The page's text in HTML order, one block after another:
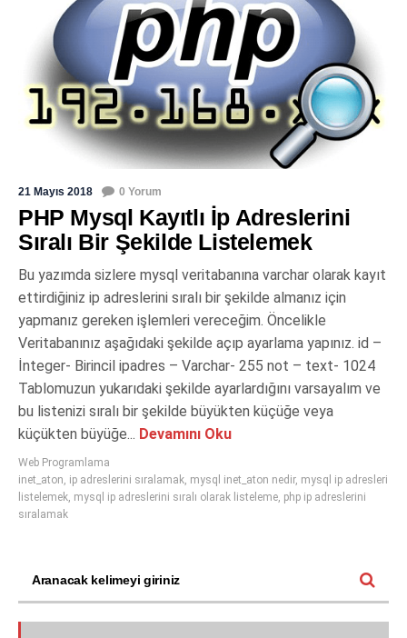
21 Mayıs 2018 0 Yorum
PHP Mysql Kayıtlı İp Adreslerini
Sıralı Bir Şekilde Listelemek
Bu yazımda sizlere mysql veritabanına varchar olarak kayıt
ettirdiğiniz ip adreslerini sıralı bir şekilde almanız için
yapmanız gereken işlemleri vereceğim. Öncelikle
Veritabanınız aşağıdaki şekilde açıp ayarlama yapınız. id –
İnteger- Birincil ipadres – Varchar- 255 not – text- 1024
Tablomuzun yukarıdaki şekilde ayarlardığını varsayalım ve
bu listenizi sıralı bir şekilde büyükten küçüğe veya
küçükten büyüğe... Devamını Oku
Web Programlama
inet_aton, ip adreslerini sıralamak, mysql inet_aton nedir, mysql ip adresleri
listelemek, mysql ip adreslerini sıralı olarak listeleme, php ip adreslerini
sıralamak